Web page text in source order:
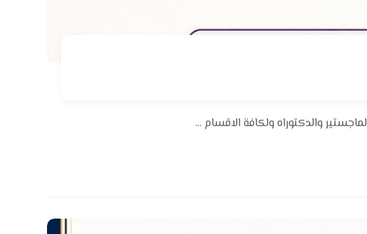
والدكتوراه ولكافة الاقسام ...